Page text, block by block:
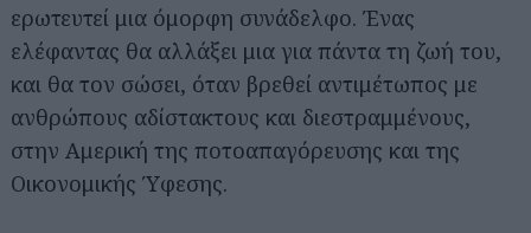
ερωτευτεί μια όμορφη συνάδελφο. Ένας
ελέφαντας θα αλλάξει μια για πάντα τη ζωή του,
και θα τον σώσει, όταν βρεθεί αντιμέτωπος με
ανθρώπους αδίστακτους και διεστραμμένους,
στην Αμερική της ποτοαπαγόρευσης και της
Οικονομικής Ύφεσης.